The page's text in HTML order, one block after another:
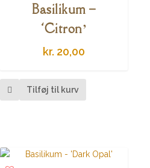
Basilikum –
‘Citron’
kr. 20,00
Tilføj til kurv